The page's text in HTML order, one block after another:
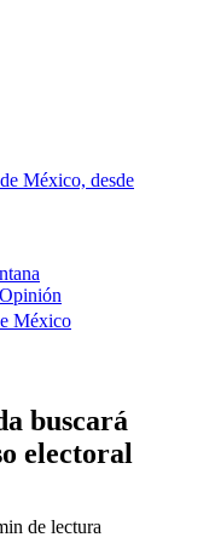
México, desde
Opinión
México
buscará
electoral
de lectura